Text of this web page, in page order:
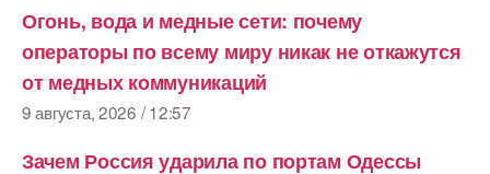
Огонь, вода и медные сети: почему
операторы по всему миру никак не откажутся
от медных коммуникаций
9 августа, 2026 / 12:57
Зачем Россия ударила по портам Одессы